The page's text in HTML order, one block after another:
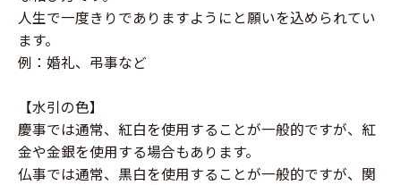
人生で一度きりでありますようにと願いを込められてい
ます。
例：婚礼、弔事など
【水引の色】
慶事では通常、紅白を使用することが一般的ですが、紅
金や金銀を使用する場合もあります。
仏事では通常、黒白を使用することが一般的ですが、関